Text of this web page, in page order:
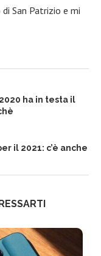
San Patrizio e mi
ha in testa il
il 2021: c’è anche